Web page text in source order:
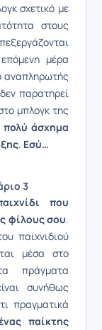
σχετικό με
στους
μέρα
αναπληρωτής
παρατηρεί
μπλογκ της
άσχημα
. Εσύ…
3
που
φίλους σου.
παιχνιδιού
μέσα στο
πράγματα
συνήθως
πραγματικά
παίκτης